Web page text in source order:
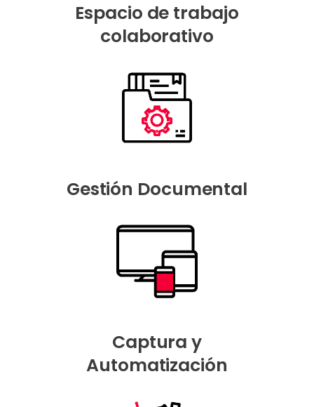
Espacio de trabajo
colaborativo
Gestión Documental
Captura y
Automatización